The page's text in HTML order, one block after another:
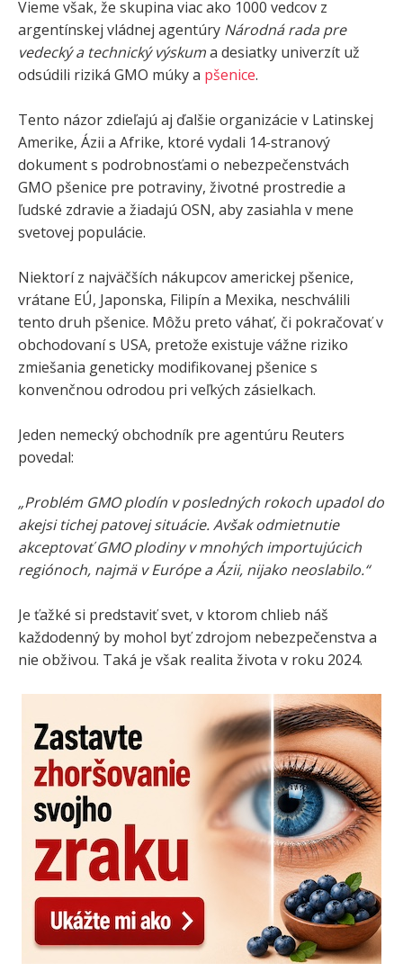
Vieme však, že skupina viac ako 1000 vedcov z
argentínskej vládnej agentúry Národná rada pre
vedecký a technický výskuma desiatky univerzít už
odsúdili riziká GMO múky a pšenice.
Tento názor zdieľajú aj ďalšie organizácie v Latinskej
Amerike, Ázii a Afrike, ktoré vydali 14-stranový
dokument s podrobnosťami o nebezpečenstvách
GMO pšenice pre potraviny, životné prostredie a
ľudské zdravie a žiadajú OSN, aby zasiahla v mene
svetovej populácie.
Niektorí z najväčších nákupcov americkej pšenice,
vrátane EÚ, Japonska, Filipín a Mexika, neschválili
tento druh pšenice. Môžu preto váhať, či pokračovať v
obchodovaní s USA, pretože existuje vážne riziko
zmiešania geneticky modifikovanej pšenice s
konvenčnou odrodou pri veľkých zásielkach.
Jeden nemecký obchodník pre agentúru Reuters
povedal:
„Problém GMO plodín v posledných rokoch upadol do
akejsi tichej patovej situácie. Avšak odmietnutie
akceptovať GMO plodiny v mnohých importujúcich
regiónoch, najmä v Európe a Ázii, nijako neoslabilo.“
Je ťažké si predstaviť svet, v ktorom chlieb náš
každodenný by mohol byť zdrojom nebezpečenstva a
nie obživou. Taká je však realita života v roku 2024.